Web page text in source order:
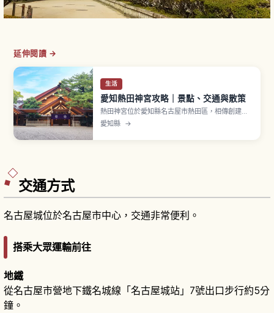
延伸閱讀 →
生活
愛知熱田神宮攻略｜景點、交通與散策
熱田神宮位於愛知縣名古屋市熱田區，相傳創建可
追溯至約1,900年前，並以三種神器之一「草薙神
劍」作為御神體供奉，當地暱稱「熱田先生」。占
地廣達約6萬坪，採與伊勢神宮相同的「神明造」建
愛知縣 →
交通方式
名古屋城位於名古屋市中心，交通非常便利。
搭乘大眾運輸前往
地鐵
從名古屋市營地下鐵名城線「名古屋城站」7號出口步行約5分
鐘。